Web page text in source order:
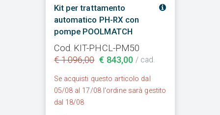
Kit per trattamento
automatico PH-RX con
pompe POOLMATCH
Cod. KIT-PHCL-PM50
€ 1.096,00 € 843,00 / cad.
Se acquisti questo articolo dal
05/08 al 17/08 l'ordine sarà gestito
dal 18/08